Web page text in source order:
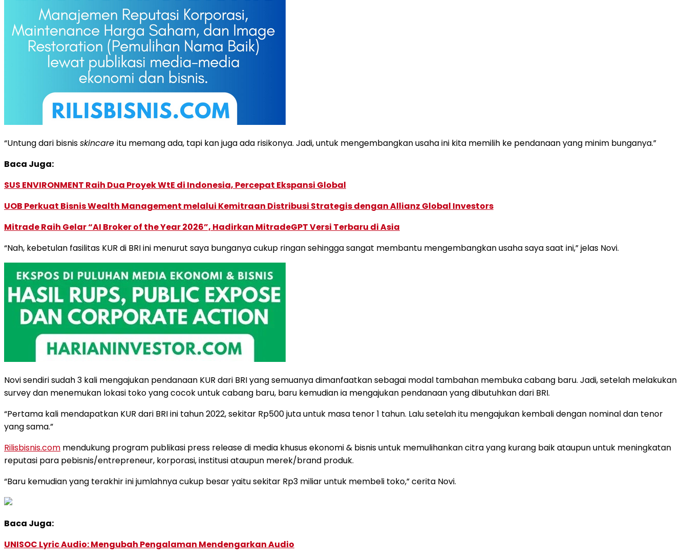
“Untung dari bisnisskincare itu memang ada, tapi kan juga ada risikonya. Jadi, untuk mengembangkan usaha ini kita memilih ke pendanaan yang minim bunganya.”
Baca Juga:
SUS ENVIRONMENT Raih Dua Proyek WtE di Indonesia, Percepat Ekspansi Global
UOB Perkuat Bisnis Wealth Management melalui Kemitraan Distribusi Strategis dengan Allianz Global Investors
Mitrade Raih Gelar “AI Broker of the Year 2026”, Hadirkan MitradeGPT Versi Terbaru di Asia
“Nah, kebetulan fasilitas KUR di BRI ini menurut saya bunganya cukup ringan sehingga sangat membantu mengembangkan usaha saya saat ini,” jelas Novi.
Novi sendiri sudah 3 kali mengajukan pendanaan KUR dari BRI yang semuanya dimanfaatkan sebagai modal tambahan membuka cabang baru. Jadi, setelah melakukan
survey dan menemukan lokasi toko yang cocok untuk cabang baru, baru kemudian ia mengajukan pendanaan yang dibutuhkan dari BRI.
“Pertama kali mendapatkan KUR dari BRI ini tahun 2022, sekitar Rp500 juta untuk masa tenor 1 tahun. Lalu setelah itu mengajukan kembali dengan nominal dan tenor
yang sama.”
Rilisbisnis.com mendukung program publikasi press release di media khusus ekonomi & bisnis untuk memulihankan citra yang kurang baik ataupun untuk meningkatan
reputasi para pebisnis/entrepreneur, korporasi, institusi ataupun merek/brand produk.
“Baru kemudian yang terakhir ini jumlahnya cukup besar yaitu sekitar Rp3 miliar untuk membeli toko,” cerita Novi.
Baca Juga:
UNISOC Lyric Audio: Mengubah Pengalaman Mendengarkan Audio